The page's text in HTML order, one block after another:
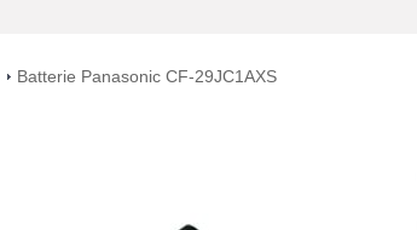
Batterie Panasonic CF-29JC1AXS